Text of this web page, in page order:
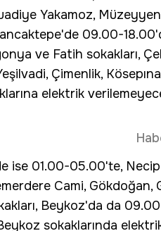
Yakamoz,
09.00-
ve Fatih sokakları,
Çimenlik,
elektrik
ise 01.00-05.00'te, Necip
Cami, Gökdoğan,
Beykoz'da da
sokaklarında